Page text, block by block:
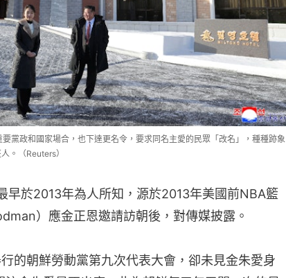
黨政和國家場合，也下達更名令，要求同名主愛的民眾「改名」，種種跡象
。（Reuters）
早於2013年為人所知，源於2013年美國前NBA籃
）應金正恩邀請訪朝後，對傳媒披露。
的朝鮮勞動黨第九次代表大會，卻未見金朱愛身